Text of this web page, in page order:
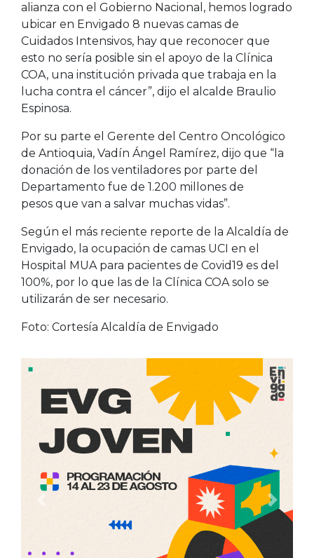
alianza con el Gobierno Nacional, hemos logrado
ubicar en Envigado 8 nuevas camas de
Cuidados Intensivos, hay que reconocer que
esto no sería posible sin el apoyo de la Clínica
COA, una institución privada que trabaja en la
lucha contra el cáncer”, dijo el alcalde Braulio
Espinosa.
Por su parte el Gerente del Centro Oncológico
de Antioquia, Vadín Ángel Ramírez, dijo que “la
donación de los ventiladores por parte del
Departamento fue de 1.200 millones de
pesos que van a salvar muchas vidas”.
Según el más reciente reporte de la Alcaldía de
Envigado, la ocupación de camas UCI en el
Hospital MUA para pacientes de Covid19 es del
100%, por lo que las de la Clínica COA solo se
utilizarán de ser necesario.
Foto: Cortesía Alcaldía de Envigado